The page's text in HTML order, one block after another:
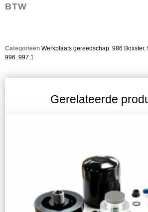
BTW
Categorieën Werkplaats gereedschap, 986 Boxster,
996, 997.1
Gerelateerde